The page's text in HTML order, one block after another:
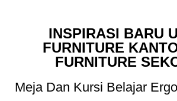
INSPIRASI BARU
FURNITURE
FURNITURE
Meja Dan Kursi Belajar